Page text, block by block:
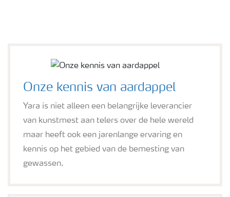
Onze kennis van aardappel
Yara is niet alleen een belangrijke leverancier
van kunstmest aan telers over de hele wereld
maar heeft ook een jarenlange ervaring en
kennis op het gebied van de bemesting van
gewassen.